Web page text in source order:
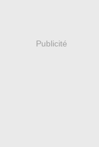
Publicité